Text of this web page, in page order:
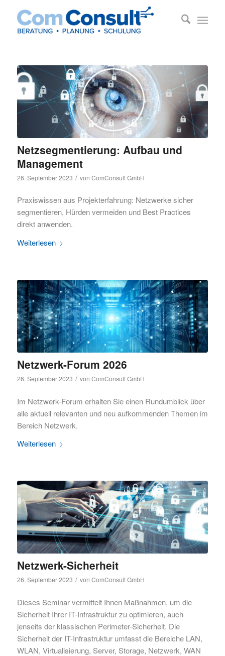
Netzsegmentierung: Aufbau und
Management
26. September 2023 / von ComConsult GmbH
Praxiswissen aus Projekterfahrung: Netzwerke sicher
segmentieren, Hürden vermeiden und Best Practices
direkt anwenden.
Weiterlesen
Netzwerk-Forum 2026
26. September 2023 / von ComConsult GmbH
Im Netzwerk-Forum erhalten Sie einen Rundumblick über
alle aktuell relevanten und neu aufkommenden Themen im
Bereich Netzwerk.
Weiterlesen
Netzwerk-Sicherheit
26. September 2023 / von ComConsult GmbH
Dieses Seminar vermittelt Ihnen Maßnahmen, um die
Sicherheit Ihrer IT-Infrastruktur zu optimieren, auch
jenseits der klassischen Perimeter-Sicherheit. Die
Sicherheit der IT-Infrastruktur umfasst die Bereiche LAN,
WLAN, Virtualisierung, Server, Storage, Netzwerk, WAN